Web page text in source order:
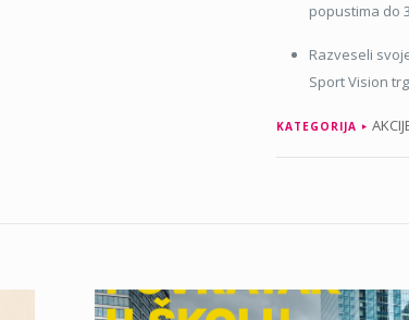
popustima do
Razveseli
Sport Vision
KATEGORIJA